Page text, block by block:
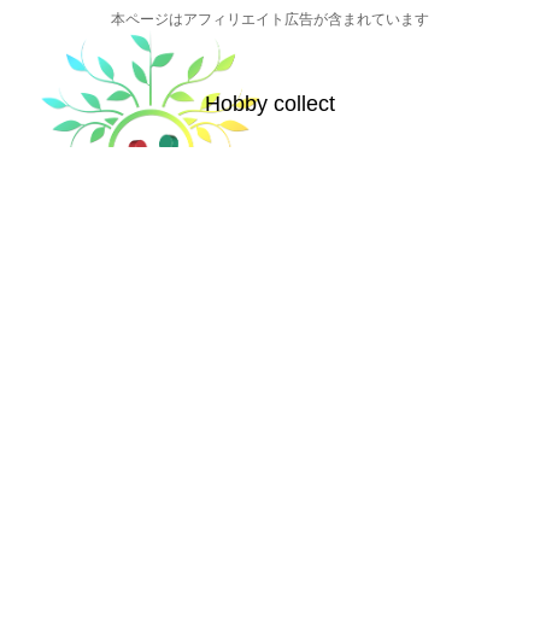
本ページはアフィリエイト広告が含まれています
Hobby collect